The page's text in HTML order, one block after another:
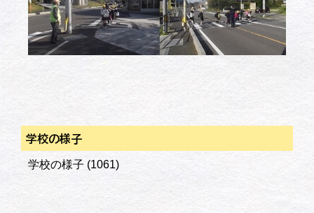
学校の様子
学校の様子 (1061)